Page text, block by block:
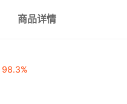
商品详情
98.3%